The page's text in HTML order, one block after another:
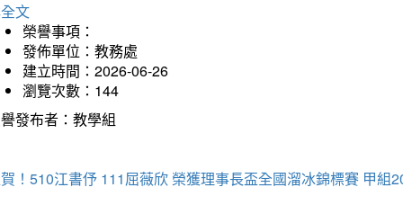
文
榮譽事項：
發佈單位：教務處
建立時間：2026-06-26
瀏覽次數：144
發布者：教學組
！510江書伃 111屈薇欣 榮獲理事長盃全國溜冰錦標賽 甲組